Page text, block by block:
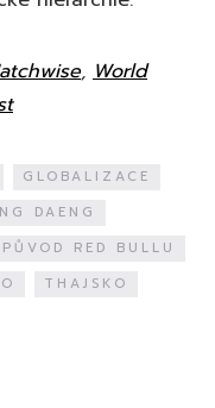
, World
GLOBALIZACE
DAENG
PŮVOD RED BULLU
THAJSKO